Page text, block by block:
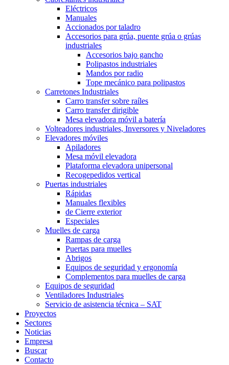
Eléctricos
Manuales
Accionados por taladro
Accesorios para grúa, puente grúa o grúas
industriales
Accesorios bajo gancho
Polipastos industriales
Mandos por radio
Tope mecánico para polipastos
Carretones Industriales
Carro transfer sobre raíles
Carro transfer dirigible
Mesa elevadora móvil a batería
Volteadores industriales, Inversores y Niveladores
Elevadores móviles
Apiladores
Mesa móvil elevadora
Plataforma elevadora unipersonal
Recogepedidos vertical
Puertas industriales
Rápidas
Manuales flexibles
de Cierre exterior
Especiales
Muelles de carga
Rampas de carga
Puertas para muelles
Abrigos
Equipos de seguridad y ergonomía
Complementos para muelles de carga
Equipos de seguridad
Ventiladores Industriales
Servicio de asistencia técnica – SAT
Proyectos
Sectores
Noticias
Empresa
Buscar
Contacto